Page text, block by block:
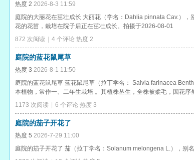
热度 2 2026-8-3 11:59
庭院的大丽花在茁壮成长 大丽花（学名：Dahlia pinnata Cav.）
花的花苗，栽培在院子后正在茁壮成长。拍摄于2026-08-01
872 次阅读
4 个评论 热度 2
庭院的蓝花鼠尾草
热度 3 2026-8-1 11:50
庭院的蓝花鼠尾草 蓝花鼠尾草（拉丁学名： Salvia farinacea
本植物，常作一、二年生栽培 。其植株丛生，全株被柔毛，因花序
1173 次阅读
6 个评论 热度 3
庭院的茄子开花了
热度 5 2026-7-29 11:00
庭院的茄子开花了 茄（拉丁学名：Solanum melongena L.），别